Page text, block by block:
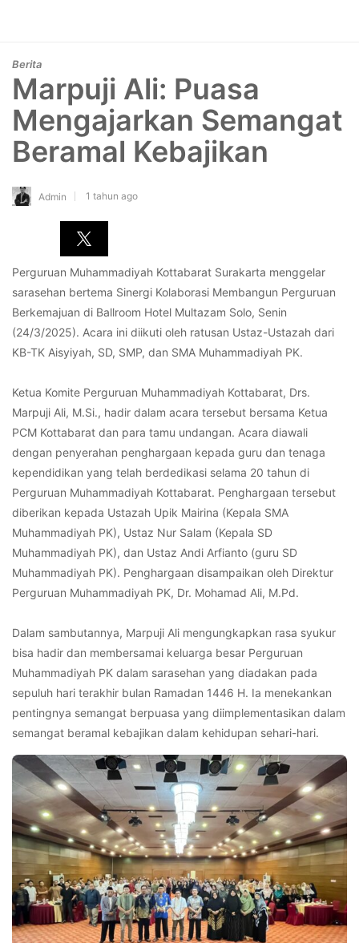
Berita
Marpuji Ali: Puasa
Mengajarkan Semangat
Beramal Kebajikan
Admin 1 tahun ago
Perguruan Muhammadiyah Kottabarat Surakarta menggelar
sarasehan bertema Sinergi Kolaborasi Membangun Perguruan
Berkemajuan di Ballroom Hotel Multazam Solo, Senin
(24/3/2025). Acara ini diikuti oleh ratusan Ustaz-Ustazah dari
KB-TK Aisyiyah, SD, SMP, dan SMA Muhammadiyah PK.
Ketua Komite Perguruan Muhammadiyah Kottabarat, Drs.
Marpuji Ali, M.Si., hadir dalam acara tersebut bersama Ketua
PCM Kottabarat dan para tamu undangan. Acara diawali
dengan penyerahan penghargaan kepada guru dan tenaga
kependidikan yang telah berdedikasi selama 20 tahun di
Perguruan Muhammadiyah Kottabarat. Penghargaan tersebut
diberikan kepada Ustazah Upik Mairina (Kepala SMA
Muhammadiyah PK), Ustaz Nur Salam (Kepala SD
Muhammadiyah PK), dan Ustaz Andi Arfianto (guru SD
Muhammadiyah PK). Penghargaan disampaikan oleh Direktur
Perguruan Muhammadiyah PK, Dr. Mohamad Ali, M.Pd.
Dalam sambutannya, Marpuji Ali mengungkapkan rasa syukur
bisa hadir dan membersamai keluarga besar Perguruan
Muhammadiyah PK dalam sarasehan yang diadakan pada
sepuluh hari terakhir bulan Ramadan 1446 H. Ia menekankan
pentingnya semangat berpuasa yang diimplementasikan dalam
semangat beramal kebajikan dalam kehidupan sehari-hari.